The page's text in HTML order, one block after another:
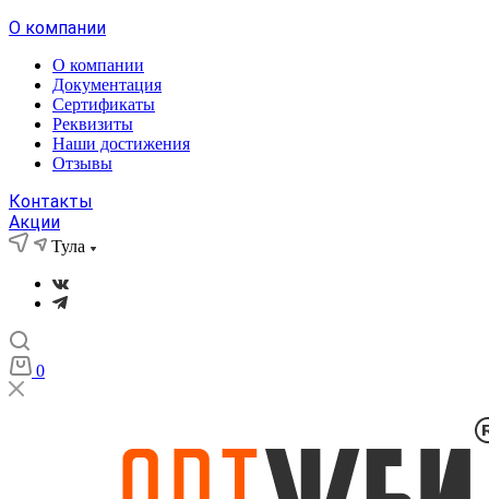
О компании
О компании
Документация
Сертификаты
Реквизиты
Наши достижения
Отзывы
Контакты
Акции
Тула
0